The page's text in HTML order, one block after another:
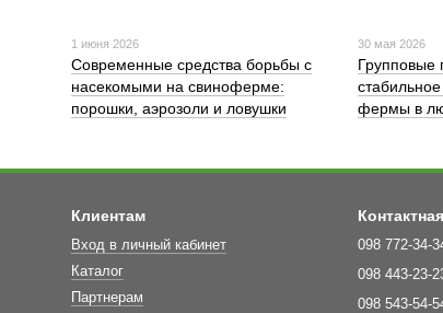
1 июня 2026
Современные средства борьбы с
насекомыми на свиноферме:
порошки, аэрозоли и ловушки
30 мая 2026
Групповые
фермы в
Клиентам
Вход в личный кабинет
Каталог
Партнерам
098 772-34-
098 443-23-
098 543-54-